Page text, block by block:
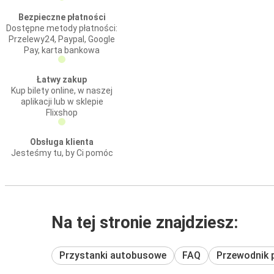
Bezpieczne płatności
Dostępne metody płatności:
Przelewy24, Paypal, Google
Pay, karta bankowa
Łatwy zakup
Kup bilety online, w naszej
aplikacji lub w sklepie
Flixshop
Obsługa klienta
Jesteśmy tu, by Ci pomóc
Na tej stronie znajdziesz:
Przystanki autobusowe FAQ Przewodnik